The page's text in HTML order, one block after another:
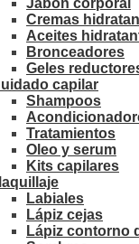
Jabón corporal
Cremas
Aceites
Bronceadores
Geles
capilar
Shampoos
Tratamientos
Oleo y serum
Kits capilares
Labiales
Lápiz cejas
Lápiz contorno